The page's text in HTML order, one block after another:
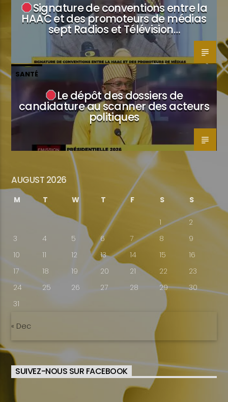
Signature de conventions entre la
HAAC et des promoteurs de médias
sept Radios et Télévision…
SANTÉ
Le dépôt des dossiers de
candidature au scanner des acteurs
politiques
AUGUST 2026
M T W T F S S
1
2
3
4 5 6 7 8
9
10
11 12 13 14 15
16
17
18 19 20 21 22
23
24
25 26 27 28 29
30
31
« Dec
SUIVEZ-NOUS SUR FACEBOOK